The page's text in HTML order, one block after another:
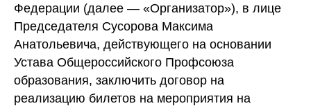
Федерации (далее — «Организатор»), в лице
Председателя Сусорова Максима
Анатольевича, действующего на основании
Устава Общероссийского Профсоюза
образования, заключить договор на
реализацию билетов на мероприятия на